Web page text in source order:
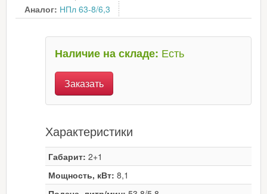
Аналог: НПл 63-8/6,3
Наличие на складе: Есть
Заказать
Характеристики
Габарит: 2+1
Мощность, кВт: 8,1